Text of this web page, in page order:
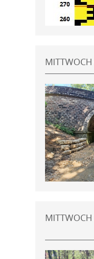
MITTWOCH
MITTWOCH